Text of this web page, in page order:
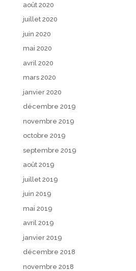
août 2020
juillet 2020
juin 2020
mai 2020
avril 2020
mars 2020
janvier 2020
décembre 2019
novembre 2019
octobre 2019
septembre 2019
août 2019
juillet 2019
juin 2019
mai 2019
avril 2019
janvier 2019
décembre 2018
novembre 2018